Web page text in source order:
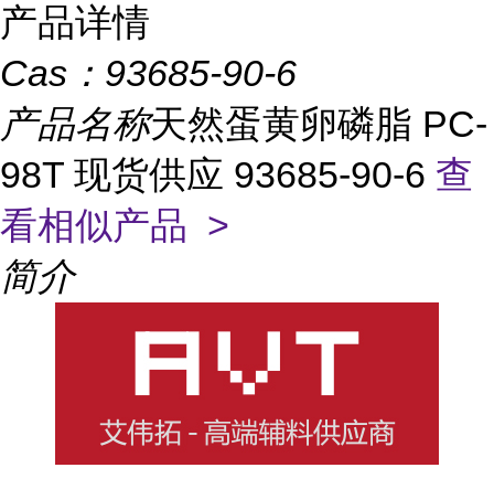
产品详情
Cas： 93685-90-6
产品名称天然蛋黄卵磷脂 PC-
98T 现货供应 93685-90-6 查
看相似产品 >
简介